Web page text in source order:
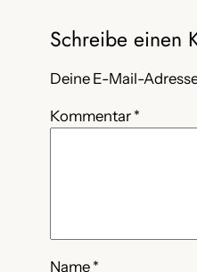
Schreibe einen
Deine E-Mail-
Kommentar *
Name *